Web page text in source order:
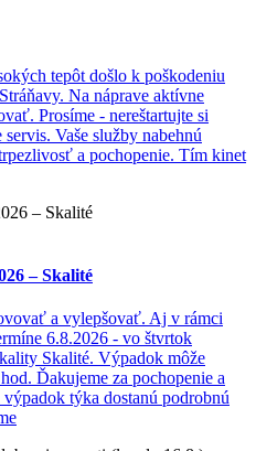
tepôt došlo k poškodeniu
Na náprave aktívne
Prosíme - nereštartujte si
Vaše služby nabehnú
a pochopenie. Tím kinet
– Skalité
a vylepšovať. Aj v rámci
6.8.2026 - vo štvrtok
Skalité. Výpadok môže
Ďakujeme za pochopenie a
týka dostanú podrobnú